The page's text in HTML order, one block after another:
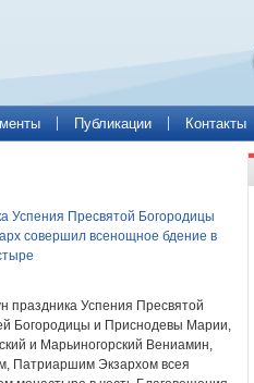
Публикации Контакты
Успения Пресвятой Богородицы
совершил всенощное бдение в
праздника Успения Пресвятой
Богородицы и Приснодевы Марии,
и Марьиногорский Вениамин,
Патриаршим Экзархом всея